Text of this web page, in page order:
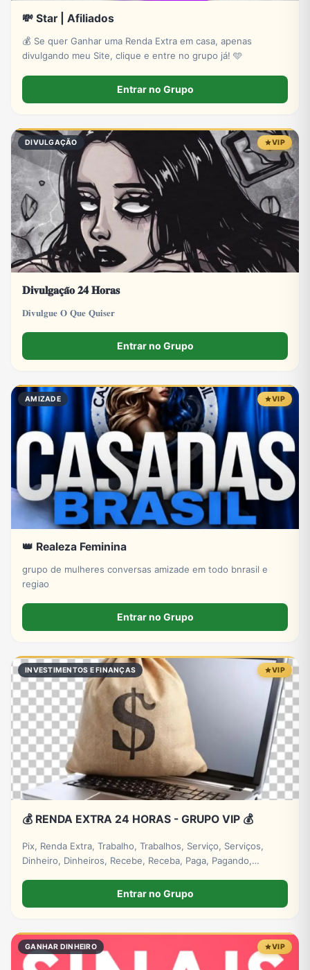
💸 Star | Afiliados
💰 Se quer Ganhar uma Renda Extra em casa, apenas
divulgando meu Site, clique e entre no grupo já! 🩵
Entrar no Grupo
DIVULGAÇÃO VIP
𝐃𝐢𝐯𝐮𝐥𝐠𝐚𝐜̧𝐚̃𝐨 𝟐𝟒 𝐇𝐨𝐫𝐚𝐬
𝐃𝐢𝐯𝐮𝐥𝐠𝐮𝐞 𝐎 𝐐𝐮𝐞 𝐐𝐮𝐢𝐬𝐞𝐫
Entrar no Grupo
AMIZADE VIP
👑 Realeza Feminina
grupo de mulheres conversas amizade em todo bnrasil e
regiao
Entrar no Grupo
INVESTIMENTOS E FINANÇAS VIP
💰 RENDA EXTRA 24 HORAS - GRUPO VIP 💰
Pix, Renda Extra, Trabalho, Trabalhos, Serviço, Serviços,
Dinheiro, Dinheiros, Recebe, Receba, Paga, Pagando,
#grupos #grupo #whatsappEntrar no Grupo
GANHAR DINHEIRO VIP